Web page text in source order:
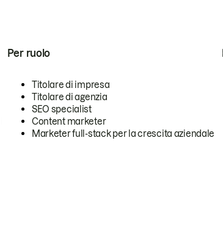
Per ruolo
Titolare di impresa
Titolare di agenzia
SEO specialist
Content marketer
Marketer full-stack per la crescita aziendale